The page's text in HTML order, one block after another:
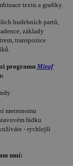
textu a grafiky.
hudebních partů,
základy
transpozice
programu Miraf
metronomu
řádku
- rychlejší
umí: